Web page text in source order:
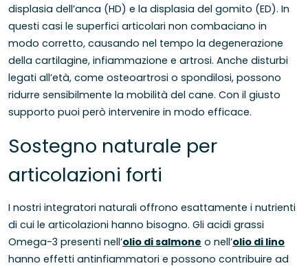
displasia dell’anca (HD) e la displasia del gomito (ED). In
questi casi le superfici articolari non combaciano in
modo corretto, causando nel tempo la degenerazione
della cartilagine, infiammazione e artrosi. Anche disturbi
legati all’età, come osteoartrosi o spondilosi, possono
ridurre sensibilmente la mobilità del cane. Con il giusto
supporto puoi però intervenire in modo efficace.
Sostegno naturale per
articolazioni forti
I nostri integratori naturali offrono esattamente i nutrienti
di cui le articolazioni hanno bisogno. Gli acidi grassi
Omega-3 presenti nell’olio di salmone o nell’olio di lino
hanno effetti antinfiammatori e possono contribuire ad